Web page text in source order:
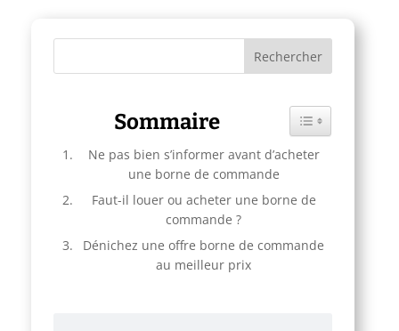
Sommaire Toggle Table of
Ne pas bien s’informer avant d’acheter
une borne de commande
Faut-il louer ou acheter une borne de
commande ?
Dénichez une offre borne de commande
au meilleur prix